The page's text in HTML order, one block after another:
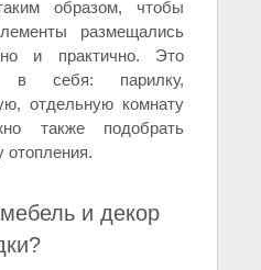
образом, чтобы
размещались
и практично. Это
в себя: парилку,
отдельную комнату
также подобрать
отопления.
и декор